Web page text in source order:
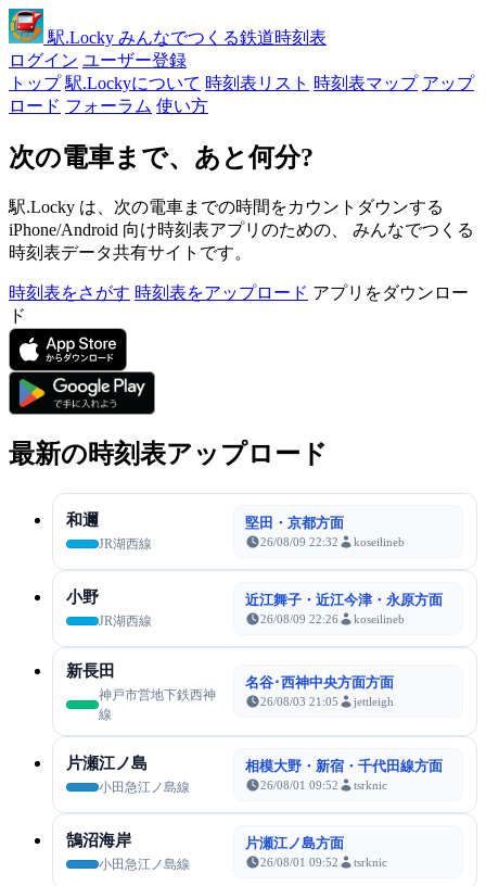
駅.Locky みんなでつくる鉄道時刻表
ログイン ユーザー登録
トップ 駅.Lockyについて 時刻表リスト 時刻表マップ アップ
ロード フォーラム 使い方
次の電車まで、あと何分?
駅.Locky は、次の電車までの時間をカウントダウンする
iPhone/Android 向け時刻表アプリのための、 みんなでつくる
時刻表データ共有サイトです。
時刻表をさがす 時刻表をアップロード アプリをダウンロー
ド
最新の時刻表アップロード
和邇
JR湖西線
堅田・京都方面
26/08/09 22:32 koseilineb
小野
JR湖西線
近江舞子・近江今津・永原方面
26/08/09 22:26 koseilineb
新長田
神戸市営地下鉄西神
線
名谷･西神中央方面方面
26/08/03 21:05 jettleigh
片瀬江ノ島
小田急江ノ島線
相模大野・新宿・千代田線方面
26/08/01 09:52 tsrknic
鵠沼海岸
小田急江ノ島線
片瀬江ノ島方面
26/08/01 09:52 tsrknic